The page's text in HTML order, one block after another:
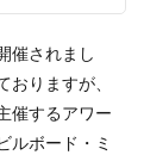
催されまし
りますが、
催するアワー
ルボード・ミ